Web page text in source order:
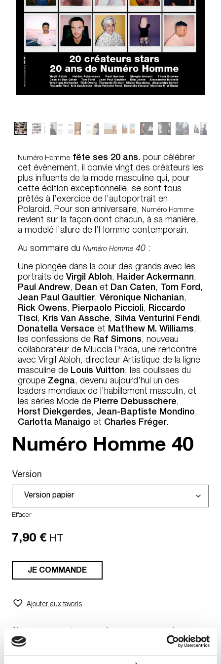
Numéro Homme fête ses 20 ans. pour célébrer
cet évènement, il convie vingt des créateurs les
plus influents de la mode masculine qui, pour
cette édition exceptionnelle, se sont tous
prêtés à l’exercice de l’autoportrait en
Polaroid. Pour son anniversaire, Numéro Homme
revient sur la façon dont chacun, à sa manière,
a modelé l’allure de l’Homme contemporain.
Au sommaire du Numéro Homme 40 :
Une plongée dans la cour des grands avec les
portraits de Virgil Abloh, Haider Ackermann,
Paul Andrew, Dean et Dan Caten, Tom Ford,
Jean Paul Gaultier, Véronique Nichanian,
Rick Owens, Pierpaolo Piccioli, Riccardo
Tisci, Kris Van Assche, Silvia Venturini Fendi,
Donatella Versace et Matthew M. Williams,
les confessions de Raf Simons, nouveau
collaborateur de Miuccia Prada, une rencontre
avec Virgil Abloh, directeur Artistique de la ligne
masculine de Louis Vuitton, les coulisses du
groupe Zegna, devenu aujourd’hui un des
leaders mondiaux de l’habillement masculin, et
les séries Mode de Pierre Debusschere,
Horst Diekgerdes, Jean-Baptiste Mondino,
Carlotta Manaigo et Charles Fréger.
Numéro Homme 40
Version
Effacer
7,90 € HT
JE COMMANDE
Ajouter aux favoris
Numéro, Numéro